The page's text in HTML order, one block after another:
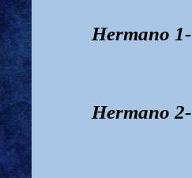
Hermano 1-
Hermano 2-